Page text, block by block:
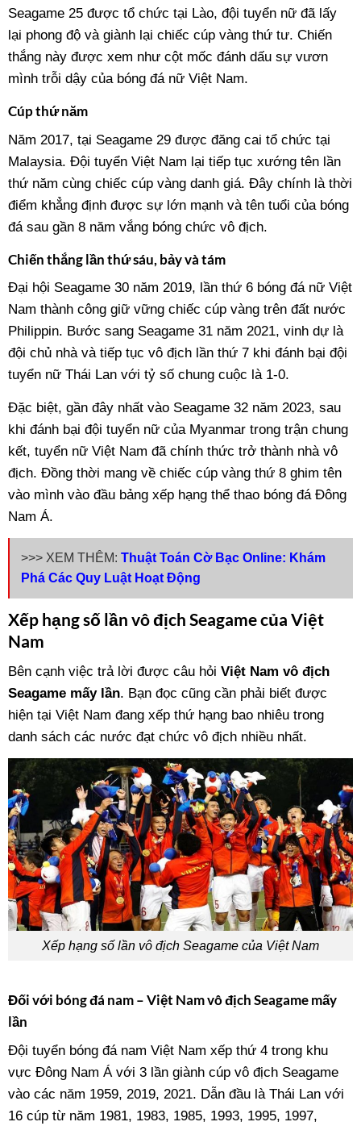
Seagame 25 được tổ chức tại Lào, đội tuyển nữ đã lấy
lại phong độ và giành lại chiếc cúp vàng thứ tư. Chiến
thắng này được xem như cột mốc đánh dấu sự vươn
mình trỗi dậy của bóng đá nữ Việt Nam.
Cúp thứ năm
Năm 2017, tại Seagame 29 được đăng cai tổ chức tại
Malaysia. Đội tuyển Việt Nam lại tiếp tục xướng tên lần
thứ năm cùng chiếc cúp vàng danh giá. Đây chính là thời
điểm khẳng định được sự lớn mạnh và tên tuổi của bóng
đá sau gần 8 năm vắng bóng chức vô địch.
Chiến thắng lần thứ sáu, bảy và tám
Đại hội Seagame 30 năm 2019, lần thứ 6 bóng đá nữ Việt
Nam thành công giữ vững chiếc cúp vàng trên đất nước
Philippin. Bước sang Seagame 31 năm 2021, vinh dự là
đội chủ nhà và tiếp tục vô địch lần thứ 7 khi đánh bại đội
tuyển nữ Thái Lan với tỷ số chung cuộc là 1-0.
Đặc biệt, gần đây nhất vào Seagame 32 năm 2023, sau
khi đánh bại đội tuyển nữ của Myanmar trong trận chung
kết, tuyển nữ Việt Nam đã chính thức trở thành nhà vô
địch. Đồng thời mang về chiếc cúp vàng thứ 8 ghim tên
vào mình vào đầu bảng xếp hạng thể thao bóng đá Đông
Nam Á.
>>> XEM THÊM:Thuật Toán Cờ Bạc Online: Khám
Phá Các Quy Luật Hoạt Động
Xếp hạng số lần vô địch Seagame của Việt
Nam
Bên cạnh việc trả lời được câu hỏi Việt Nam vô địch
Seagame mấy lần. Bạn đọc cũng cần phải biết được
hiện tại Việt Nam đang xếp thứ hạng bao nhiêu trong
danh sách các nước đạt chức vô địch nhiều nhất.
Xếp hạng số lần vô địch Seagame của Việt Nam
Đối với bóng đá nam – Việt Nam vô địch Seagame mấy
lần
Đội tuyển bóng đá nam Việt Nam xếp thứ 4 trong khu
vực Đông Nam Á với 3 lần giành cúp vô địch Seagame
vào các năm 1959, 2019, 2021. Dẫn đầu là Thái Lan với
16 cúp từ năm 1981, 1983, 1985, 1993, 1995, 1997,